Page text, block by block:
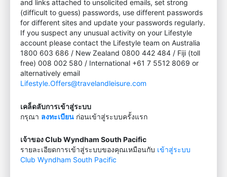
and links attached to unsolicited emails, set strong
(difficult to guess) passwords, use different passwords
for different sites and update your passwords regularly.
If you suspect any unusual activity on your Lifestyle
account please contact the Lifestyle team on Australia
1800 603 686 / New Zealand 0800 442 484 / Fiji (toll
free) 008 002 580 / International +61 7 5512 8069 or
alternatively email
Lifestyle.Offers@travelandleisure.com
เคล็ดลับการเข้าสู่ระบบ
กรุณา ลงทะเบียน ก่อนเข้าสู่ระบบครั้งแรก
เจ้าของ Club Wyndham South Pacific
รายละเอียดการเข้าสู่ระบบของคุณเหมือนกับ เข้าสู่ระบบ
Club Wyndham South Pacific